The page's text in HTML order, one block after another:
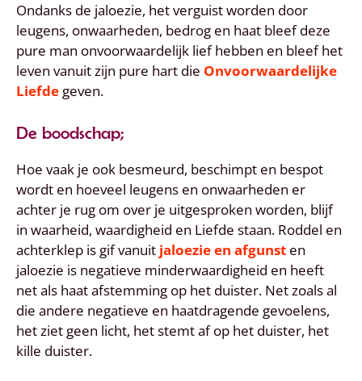
Ondanks de jaloezie, het verguist worden door
leugens, onwaarheden, bedrog en haat bleef deze
pure man onvoorwaardelijk lief hebben en bleef het
leven vanuit zijn pure hart die Onvoorwaardelijke
Liefde geven.
De boodschap;
Hoe vaak je ook besmeurd, beschimpt en bespot
wordt en hoeveel leugens en onwaarheden er
achter je rug om over je uitgesproken worden, blijf
in waarheid, waardigheid en Liefde staan. Roddel en
achterklep is gif vanuit jaloezie en afgunst en
jaloezie is negatieve minderwaardigheid en heeft
net als haat afstemming op het duister. Net zoals al
die andere negatieve en haatdragende gevoelens,
het ziet geen licht, het stemt af op het duister, het
kille duister.